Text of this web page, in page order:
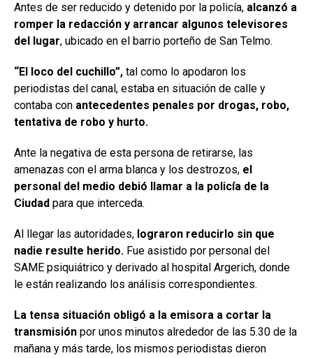
Antes de ser reducido y detenido por la policía, alcanzó a
romper la redacción y arrancar algunos televisores
del lugar, ubicado en el barrio porteño de San Telmo.
“El loco del cuchillo”, tal como lo apodaron los
periodistas del canal, estaba en situación de calle y
contaba con antecedentes penales por drogas, robo,
tentativa de robo y hurto.
Ante la negativa de esta persona de retirarse, las
amenazas con el arma blanca y los destrozos, el
personal del medio debió llamar a la policía de la
Ciudad para que interceda.
Al llegar las autoridades, lograron reducirlo sin que
nadie resulte herido. Fue asistido por personal del
SAME psiquiátrico y derivado al hospital Argerich, donde
le están realizando los análisis correspondientes.
La tensa situación obligó a la emisora a cortar la
transmisión por unos minutos alrededor de las 5.30 de la
mañana y más tarde, los mismos periodistas dieron